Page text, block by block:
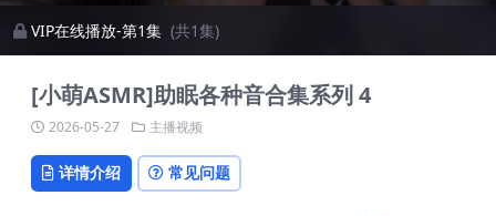
VIP在线播放-第1集 (共1集)
[小萌ASMR]助眠各种音合集系列 4
2026-05-27 主播视频
详情介绍 常见问题